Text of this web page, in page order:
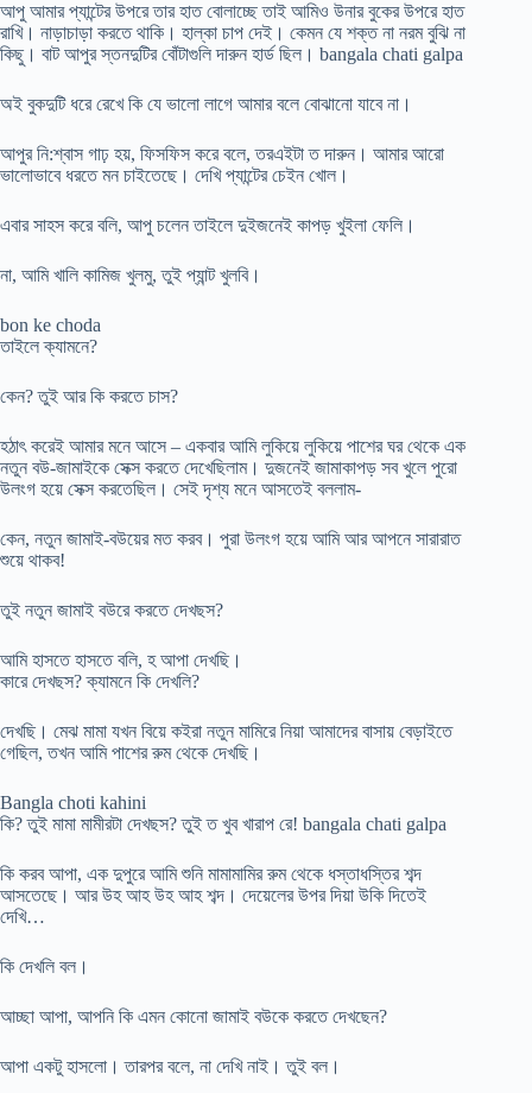
আপু আমার প্যান্টের উপরে তার হাত বোলাচ্ছে তাই আমিও উনার বুকের উপরে হাত
রাখি। নাড়াচাড়া করতে থাকি। হাল্কা চাপ দেই। কেমন যে শক্ত না নরম বুঝি না
কিছু। বাট আপুর স্তনদুটির বোঁটাগুলি দারুন হার্ড ছিল। bangala chati galpa
অই বুকদুটি ধরে রেখে কি যে ভালো লাগে আমার বলে বোঝানো যাবে না।
আপুর নি:শ্বাস গাঢ় হয়, ফিসফিস করে বলে, তরএইটা ত দারুন। আমার আরো
ভালোভাবে ধরতে মন চাইতেছে। দেখি প্যান্টের চেইন খোল।
এবার সাহস করে বলি, আপু চলেন তাইলে দুইজনেই কাপড় খুইলা ফেলি।
না, আমি খালি কামিজ খুলমু, তুই প্যান্ট খুলবি।
bon ke choda
তাইলে ক্যামনে?
কেন? তুই আর কি করতে চাস?
হঠাৎ করেই আমার মনে আসে – একবার আমি লুকিয়ে লুকিয়ে পাশের ঘর থেকে এক
নতুন বউ-জামাইকে সেক্স করতে দেখেছিলাম। দুজনেই জামাকাপড় সব খুলে পুরো
উলংগ হয়ে সেক্স করতেছিল। সেই দৃশ্য মনে আসতেই বললাম-
কেন, নতুন জামাই-বউয়ের মত করব। পুরা উলংগ হয়ে আমি আর আপনে সারারাত
শুয়ে থাকব!
তুই নতুন জামাই বউরে করতে দেখছস?
আমি হাসতে হাসতে বলি, হ আপা দেখছি।
কারে দেখছস? ক্যামনে কি দেখলি?
দেখছি। মেঝ মামা যখন বিয়ে কইরা নতুন মামিরে নিয়া আমাদের বাসায় বেড়াইতে
গেছিল, তখন আমি পাশের রুম থেকে দেখছি।
Bangla choti kahini
কি? তুই মামা মামীরটা দেখছস? তুই ত খুব খারাপ রে! bangala chati galpa
কি করব আপা, এক দুপুরে আমি শুনি মামামামির রুম থেকে ধস্তাধস্তির শব্দ
আসতেছে। আর উহ আহ উহ আহ শব্দ। দেয়েলের উপর দিয়া উকি দিতেই
দেখি…
কি দেখলি বল।
আচ্ছা আপা, আপনি কি এমন কোনো জামাই বউকে করতে দেখছেন?
আপা একটু হাসলো। তারপর বলে, না দেখি নাই। তুই বল।